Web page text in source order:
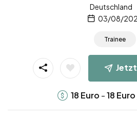
Deutschland
03/08/
Trainee
18 Euro -18 Euro